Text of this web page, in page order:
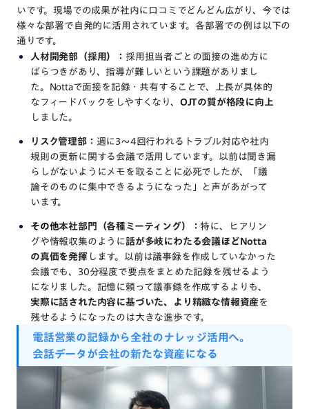
いです。現場での成果が社内に口コミでどんどん広がり、今では
様々な部署で自発的に活用されています。各部署での例は以下の
通りです。
人材開発部（採用）： 採用担当者ごとの面接の進め方に
ばらつきがあり、指導が難しいという課題がありまし
た。Nottaで面接を記録・共有することで、上長が具体的
なフィードバックをしやすくなり、 OJTの質が格段に向上
しました。
リスク管理部： 週に3～4回行われるトラブル対応や社内
規則の更新に関する会議で活用しています。以前は聞き漏
らしがないようにメモを取ることに必死でしたが、「議
論そのものに集中できるようになった」と声があがって
います。
その他本社部門（各種ミーティング）：特に、ヒアリン
グや情報収集のように話が多岐にわたる会議ほどNotta
の真価を発揮します。以前は議事録を作成していなかった
会議でも、30分程度で要点をまとめた記録を残せるよう
になりました。記憶に頼って議事録を作成するよりも、
実際に話された内容に基づいた、より精緻な情報資産 を
残せるようになったのは大きな進歩です。
電話営業の記録から全社のナレッジ活用へ。
会話データが会社の新たな資産になる